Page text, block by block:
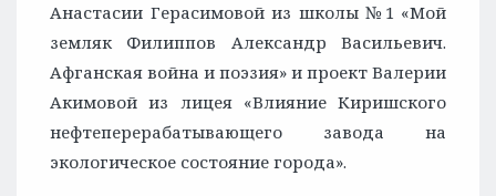
Анастасии Герасимовой из школы №1 «Мой
земляк Филиппов Александр Васильевич.
Афганская война и поэзия» и проект Валерии
Акимовой из лицея «Влияние Киришского
нефтеперерабатывающего завода на
экологическое состояние города».